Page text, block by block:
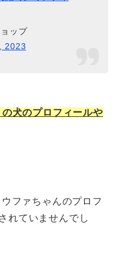
ップ
2023
犬のプロフィールや
ファちゃんのプロフ
れていませんでし